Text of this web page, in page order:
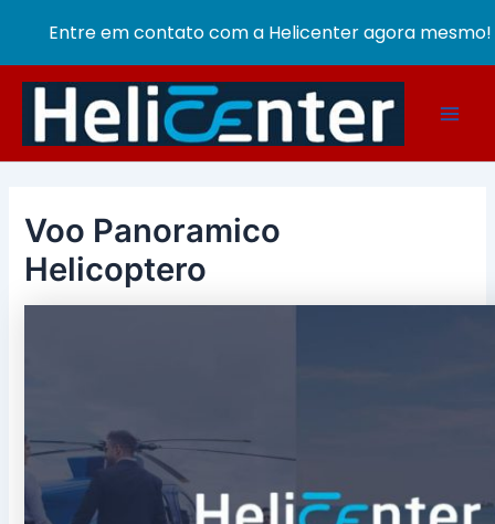
conteúdo
Voo Panoramico
Helicoptero
Entre em contato com a Helicenter agora mesmo!